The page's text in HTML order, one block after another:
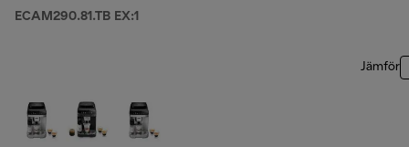
ECAM290.81.TB EX:1
Jämför